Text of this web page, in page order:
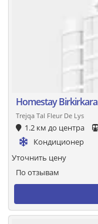
Homestay Birkirkara
Trejqa Tal Fleur De Lys
1.2 км до центра
Кондиционер
По отзывам
Уточнить цену